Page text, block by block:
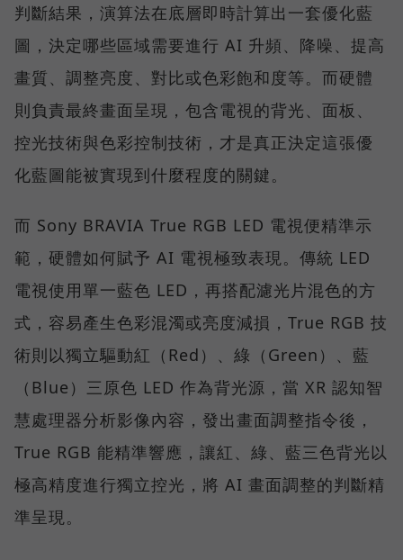
判斷結果，演算法在底層即時計算出一套優化藍
圖，決定哪些區域需要進行 AI 升頻、降噪、提高
畫質、調整亮度、對比或色彩飽和度等。而硬體
則負責最終畫面呈現，包含電視的背光、面板、
控光技術與色彩控制技術，才是真正決定這張優
化藍圖能被實現到什麼程度的關鍵。
而 Sony BRAVIA True RGB LED 電視便精準示
範，硬體如何賦予 AI 電視極致表現。傳統 LED
電視使用單一藍色 LED，再搭配濾光片混色的方
式，容易產生色彩混濁或亮度減損，True RGB 技
術則以獨立驅動紅（Red）、綠（Green）、藍
（Blue）三原色 LED 作為背光源，當 XR 認知智
慧處理器分析影像內容，發出畫面調整指令後，
True RGB 能精準響應，讓紅、綠、藍三色背光以
極高精度進行獨立控光，將 AI 畫面調整的判斷精
準呈現。